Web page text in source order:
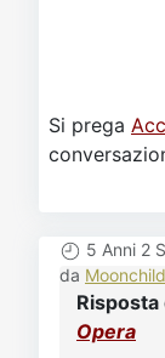
Si prega
5 Anni 2
da Moonchild
Risposta
Opera